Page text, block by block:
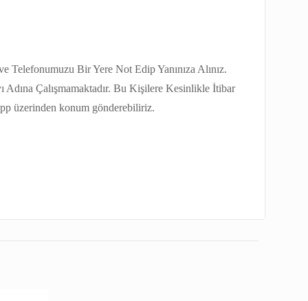
Bir Yere Not Edip Yanınıza Alınız.
Çalışmamaktadır. Bu Kişilere Kesinlikle İtibar
üzerinden konum gönderebiliriz.